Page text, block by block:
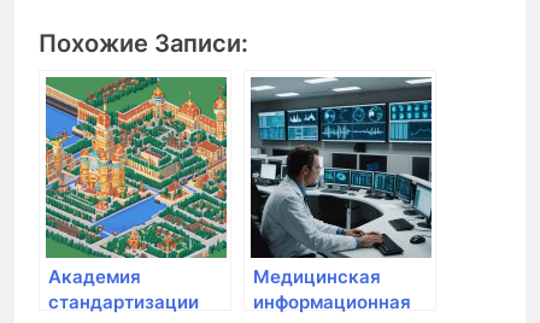
Похожие Записи:
Академия
стандартизации
Медицинская
информационная